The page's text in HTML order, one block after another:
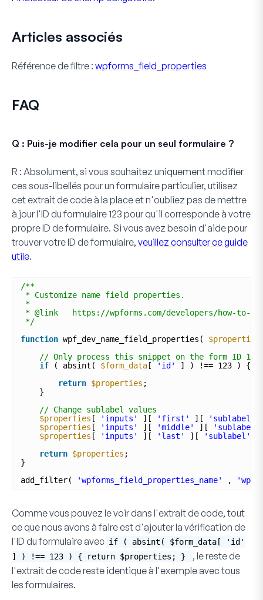
Articles associés
Référence de filtre : wpforms_field_properties
FAQ
Q : Puis-je modifier cela pour un seul formulaire ?
R : Absolument, si vous souhaitez uniquement modifier
ces sous-libellés pour un formulaire particulier, utilisez
cet extrait de code à la place et n'oubliez pas de mettre
à jour l'ID du formulaire123 pour qu'il corresponde à votre
propre ID de formulaire. Si vous avez besoin d'aide pour
trouver votre ID de formulaire, veuillez consulter ce guide
utile.
/**
* Customize name field properties.
*
* @link   https://wpforms.com/developers/how-to-
*/
function wpf_dev_name_field_properties( $properties
// Only process this snippet on the form ID 123
if
( absint( $form_data [ 'id'
] ) !== 123 ) {
return $properties ;
}
// Change sublabel values
$properties [ 'inputs' ][ 'first' ][ 'sublabel'
$properties [ 'inputs' ][ 'middle' ][
'sublabel'
$properties [ 'inputs' ][ 'last' ][ 'sublabel'
return $properties ;
}
add_filter(
'wpforms_field_properties_name' ,
Comme vous pouvez le voir dans l'extrait de code, tout
ce que nous avons à faire est d'ajouter la vérification de
l'ID du formulaire avec if ( absint( $form_data[ 'id'
] ) !== 123 ) { return $properties; }
, le reste de
l'extrait de code reste identique à l'exemple avec tous
les formulaires.